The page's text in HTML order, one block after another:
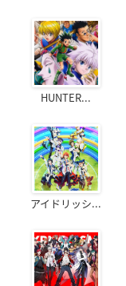
HUNTER...
アイドリッシ...